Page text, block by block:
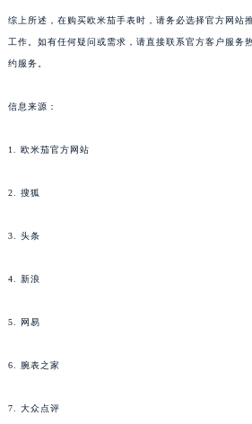
综上所述，在购买欧米茄手表时，请务必选择官方网站
工作。如有任何疑问或需求，请直接联系官方客户服务
约服务。
信息来源：
1. 欧米茄官方网站
2. 搜狐
3. 头条
4. 新浪
5. 网易
6. 腕表之家
7. 大众点评